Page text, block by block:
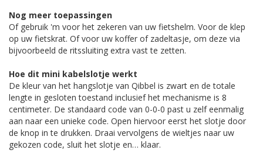
Nog meer toepassingen
Of gebruik 'm voor het zekeren van uw fietshelm. Voor de klep
op uw fietskrat. Of voor uw koffer of zadeltasje, om deze via
bijvoorbeeld de ritssluiting extra vast te zetten.
Hoe dit mini kabelslotje werkt
De kleur van het hangslotje van Qibbel is zwart en de totale
lengte in gesloten toestand inclusief het mechanisme is 8
centimeter. De standaard code van 0-0-0 past u zelf eenmalig
aan naar een unieke code. Open hiervoor eerst het slotje door
de knop in te drukken. Draai vervolgens de wieltjes naar uw
gekozen code, sluit het slotje en… klaar.